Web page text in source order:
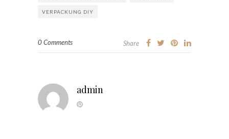
VERPACKUNG DIY
0 Comments Share
admin